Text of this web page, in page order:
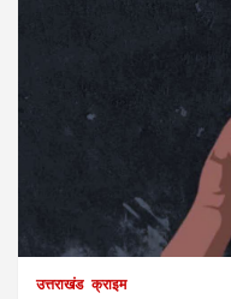
उत्तराखंड क्राइम